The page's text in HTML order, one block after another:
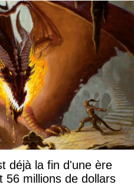
déjà la fin d'une ère
56 millions de dollars